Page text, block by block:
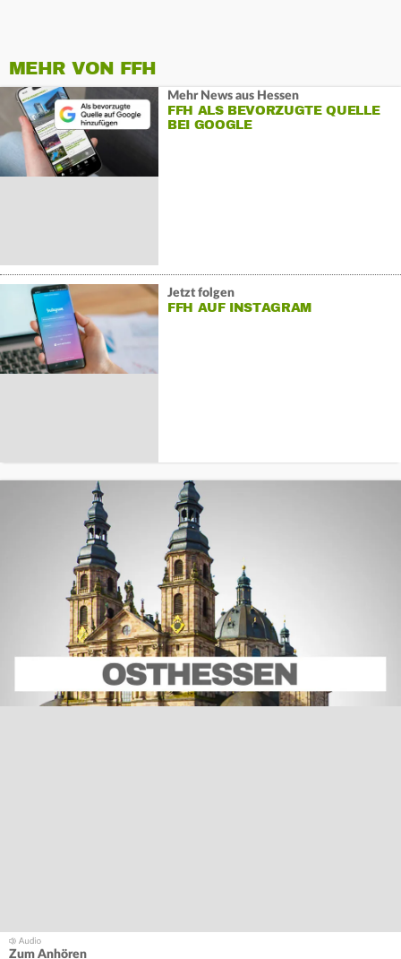
MEHR VON FFH
Mehr News aus Hessen
FFH ALS BEVORZUGTE QUELLE
BEI GOOGLE
Jetzt folgen
FFH AUF INSTAGRAM
Zum Anhören